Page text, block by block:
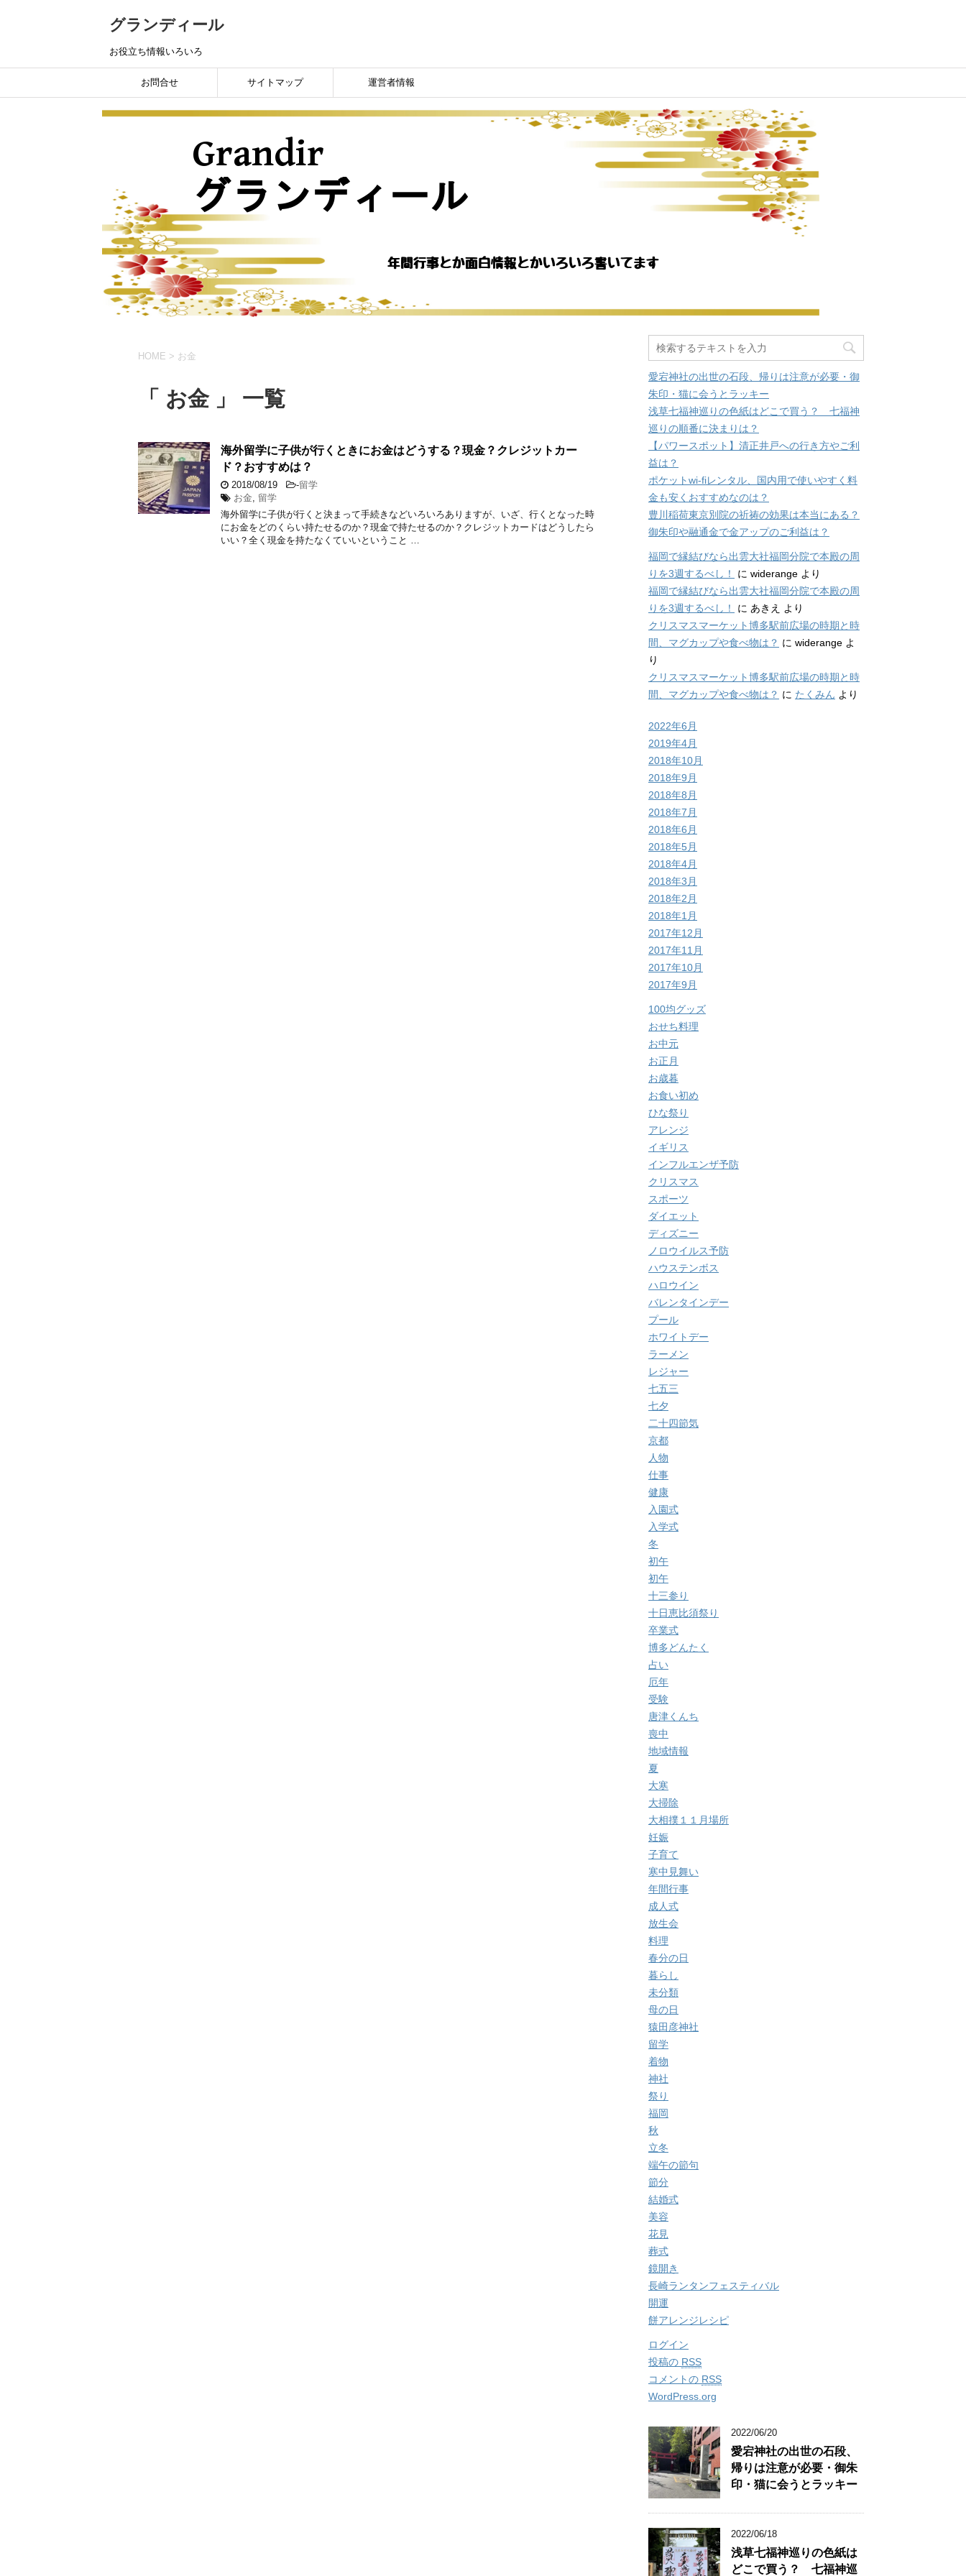
グランディール
お役立ち情報いろいろ
お問合せ サイトマップ 運営者情報
HOME > お金
「 お金 」 一覧
海外留学に子供が行くときにお金はどうする？現金？クレジットカー
ド？おすすめは？
2018/08/19 -留学
お金, 留学
海外留学に子供が行くと決まって手続きなどいろいろありますが、いざ、行くとなった時
にお金をどのくらい持たせるのか？現金で持たせるのか？クレジットカードはどうしたら
いい？全く現金を持たなくていいということ …
愛宕神社の出世の石段、帰りは注意が必要・御
朱印・猫に会うとラッキー
浅草七福神巡りの色紙はどこで買う？ 七福神
巡りの順番に決まりは？
【パワースポット】清正井戸への行き方やご利
益は？
ポケットwi-fiレンタル、国内用で使いやすく料
金も安くおすすめなのは？
豊川稲荷東京別院の祈祷の効果は本当にある？
御朱印や融通金で金アップのご利益は？
福岡で縁結びなら出雲大社福岡分院で本殿の周
りを3週するべし！
に widerange より
福岡で縁結びなら出雲大社福岡分院で本殿の周
りを3週するべし！
に あきえ
より
クリスマスマーケット博多駅前広場の時期と時
間、マグカップや食べ物は？ に widerange よ
り
クリスマスマーケット博多駅前広場の時期と時
間、マグカップや食べ物は？ に たくみん より
2022年6月
2019年4月
2018年10月
2018年9月
2018年8月
2018年7月
2018年6月
2018年5月
2018年4月
2018年3月
2018年2月
2018年1月
2017年12月
2017年11月
2017年10月
2017年9月
100均グッズ
おせち料理
お中元
お正月
お歳暮
お食い初め
ひな祭り
アレンジ
イギリス
インフルエンザ予防
クリスマス
スポーツ
ダイエット
ディズニー
ノロウイルス予防
ハウステンボス
ハロウイン
バレンタインデー
プール
ホワイトデー
ラーメン
レジャー
七五三
七夕
二十四節気
京都
人物
仕事
健康
入園式
入学式
冬
初午
初午
十三参り
十日恵比須祭り
卒業式
博多どんたく
占い
厄年
受験
唐津くんち
喪中
地域情報
夏
大寒
大掃除
大相撲１１月場所
妊娠
子育て
寒中見舞い
年間行事
成人式
放生会
料理
春分の日
暮らし
未分類
母の日
猿田彦神社
留学
着物
神社
祭り
福岡
秋
立冬
端午の節句
節分
結婚式
美容
花見
葬式
鏡開き
長崎ランタンフェスティバル
開運
餅アレンジレシピ
ログイン
投稿の RSS
コメントの RSS
WordPress.org
2022/06/20
愛宕神社の出世の石段、
帰りは注意が必要・御朱
印・猫に会うとラッキー
2022/06/18
浅草七福神巡りの色紙は
どこで買う？ 七福神巡